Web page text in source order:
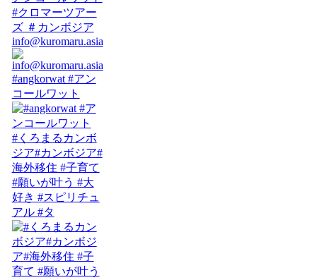
info@kuromaru.asia
#angkorwat #アン
コールワット
#くろまるカンボ
ジア#カンボジア#
海外移住 #子育て
#願いが叶う #大
好き #スピリチュ
アル #タ